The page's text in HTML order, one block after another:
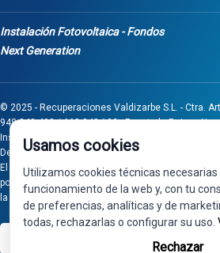
Instalación Fotovoltaica - Fondos
Next Generation
© 2025 - Recuperaciones Valdizarbe S.L. - Ctra.
948 340 498 / 668 848 123 - Puente la Reina -
Inscrita en el Registro Mercantil de Navarra, Tomo
Desarrollado porSeintosoft
El proyecto de inversión "0011-0558-2024-
por Gobierno de Navarra al amparo de la
la inversión en pymes industriales
Usamos cookies
Utilizamos cookies técnicas necesarias
funcionamiento de la web y, con tu
de preferencias, analíticas y de
todas, rechazarlas o configurar su uso.
Rechazar